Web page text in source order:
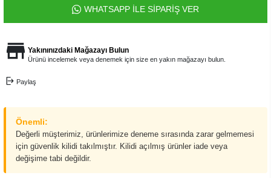
WHATSAPP İLE SİPARİŞ VER
Yakınınızdaki Mağazayı Bulun
Ürünü incelemek veya denemek için size en yakın mağazayı bulun.
Paylaş
Önemli:
Değerli müşterimiz, ürünlerimize deneme sırasında zarar gelmemesi
için güvenlik kilidi takılmıştır. Kilidi açılmış ürünler iade veya
değişime tabi değildir.